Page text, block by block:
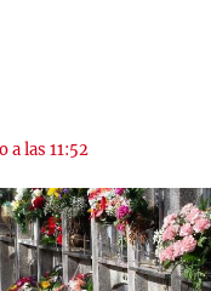
a las 11:52